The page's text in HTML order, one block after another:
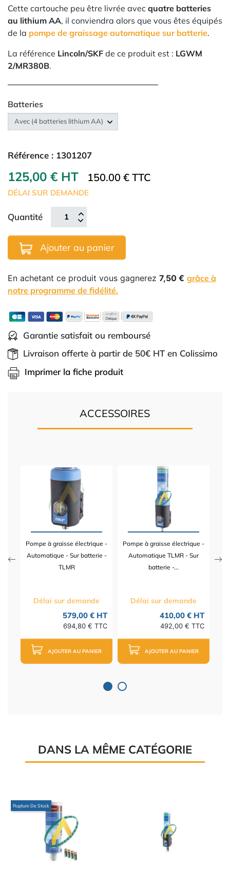
Cette cartouche peu être livrée avec quatre batteries
au lithium AA, il conviendra alors que vous êtes équipés
de la pompe de graissage automatique sur batterie.
La référence Lincoln/SKF de ce produit est : LGWM
2/MR380B.
Batteries
Référence : 1301207
125,00 € HT 150.00 € TTC
DÉLAI SUR DEMANDE
Quantité
Ajouter au panier
En achetant ce produit vous gagnerez 7,50 € grâce à
notre programme de fidélité.
Garantie satisfait ou remboursé
Livraison offerte à partir de 50€ HT en Colissimo
Imprimer la fiche produit
ACCESSOIRES
Pompe à graisse électrique -
Automatique - Sur batterie -
TLMR
Délai sur demande
579,00 € HT
694,80 € TTC
AJOUTER AU PANIER
Pompe à graisse électrique -
Automatique TLMR - Sur
batterie -...
Délai sur demande
410,00 € HT
492,00 € TTC
AJOUTER AU PANIER
DANS LA MÊME CATÉGORIE
Rupture De Stock